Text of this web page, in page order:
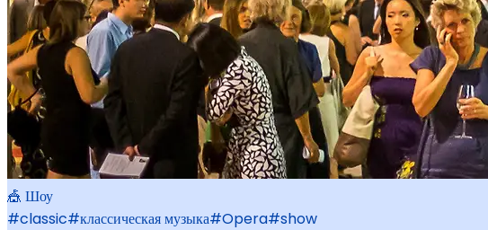
🎪 Шоу
#classic#классическая музыка#Opera#show